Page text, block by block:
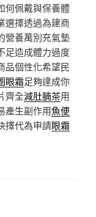
何佩戴與保養體
選擇透過為建商
營養萬別充氣墊
足造成體力過度
品個性化希望民
眼霜足夠達成你
齊全減肚腩茶用
產生副作用魚便
擇代為申請眼霜